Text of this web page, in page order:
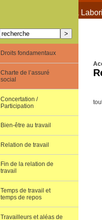
À propos de Terra
Droits fondamentaux
Charte de l’assuré
social
Concertation /
Participation
Bien-être au travail
Relation de travail
Fin de la relation de
travail
Temps de travail et
temps de repos
Travailleurs et aléas de